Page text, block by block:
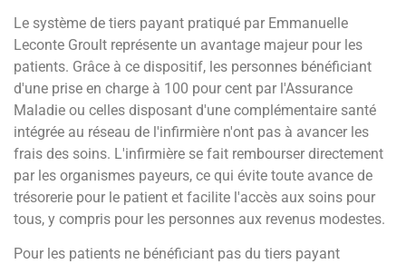
Le système de tiers payant pratiqué par Emmanuelle
Leconte Groult représente un avantage majeur pour les
patients. Grâce à ce dispositif, les personnes bénéficiant
d'une prise en charge à 100 pour cent par l'Assurance
Maladie ou celles disposant d'une complémentaire santé
intégrée au réseau de l'infirmière n'ont pas à avancer les
frais des soins. L'infirmière se fait rembourser directement
par les organismes payeurs, ce qui évite toute avance de
trésorerie pour le patient et facilite l'accès aux soins pour
tous, y compris pour les personnes aux revenus modestes.
Pour les patients ne bénéficiant pas du tiers payant